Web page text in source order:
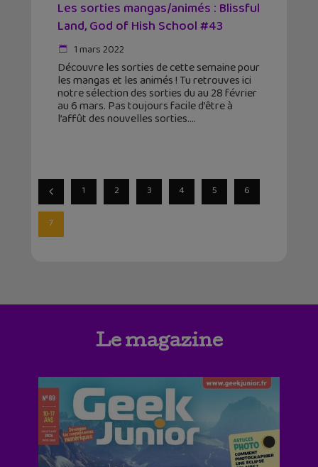
Les sorties mangas/animés : Blissful
Land, God of Hish School #43
1 mars 2022
Découvre les sorties de cette semaine pour
les mangas et les animés ! Tu retrouves ici
notre sélection des sorties du au 28 février
au 6 mars. Pas toujours facile d’être à
l’affût des nouvelles sorties.
1 2 3 4 5 6
7
Le magazine